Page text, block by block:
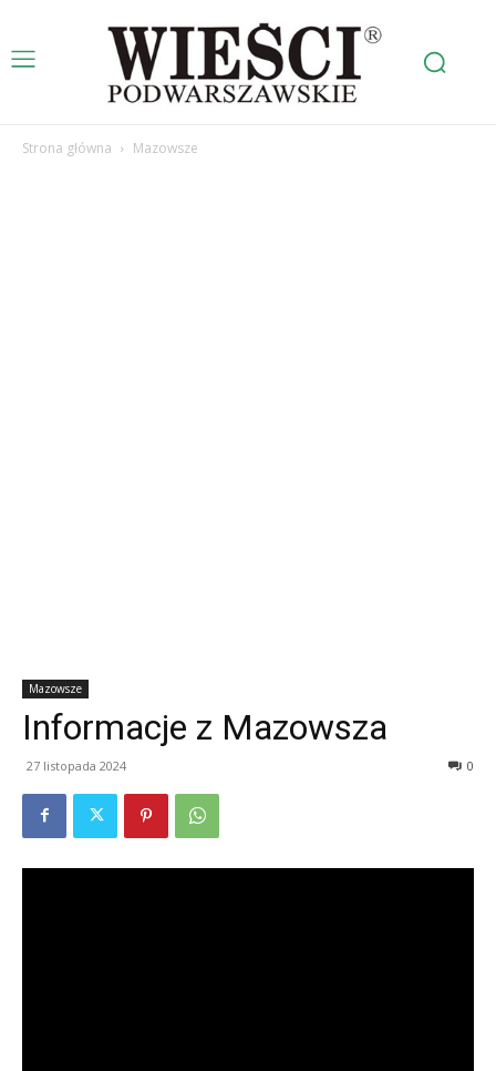
Strona główna Mazowsze
Mazowsze
Informacje z Mazowsza
27 listopada 2024 0